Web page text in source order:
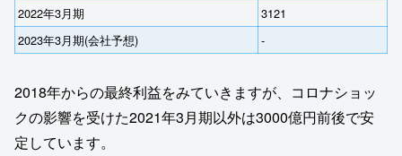
2022年3月期
3121
2023年3月期(会社予想)
‐
2018年からの最終利益をみていきますが、コロナショッ
クの影響を受けた2021年3月期以外は3000億円前後で安
定しています。